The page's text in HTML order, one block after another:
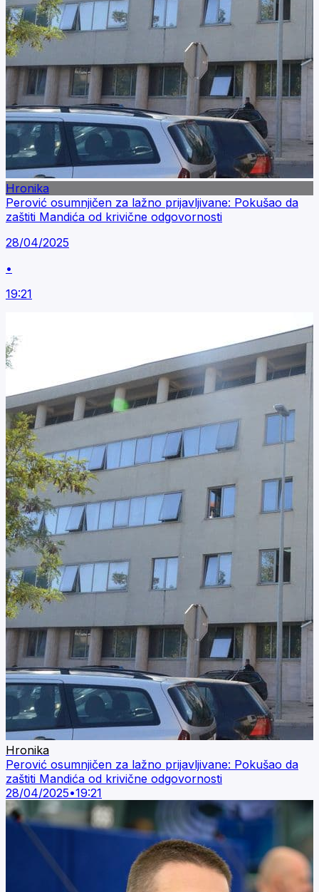
Hronika
Perović osumnjičen za lažno prijavljivane: Pokušao da
zaštiti Mandića od krivične odgovornosti
28/04/2025
•
19:21
Hronika
Perović osumnjičen za lažno prijavljivane: Pokušao da
zaštiti Mandića od krivične odgovornosti
28/04/2025•19:21